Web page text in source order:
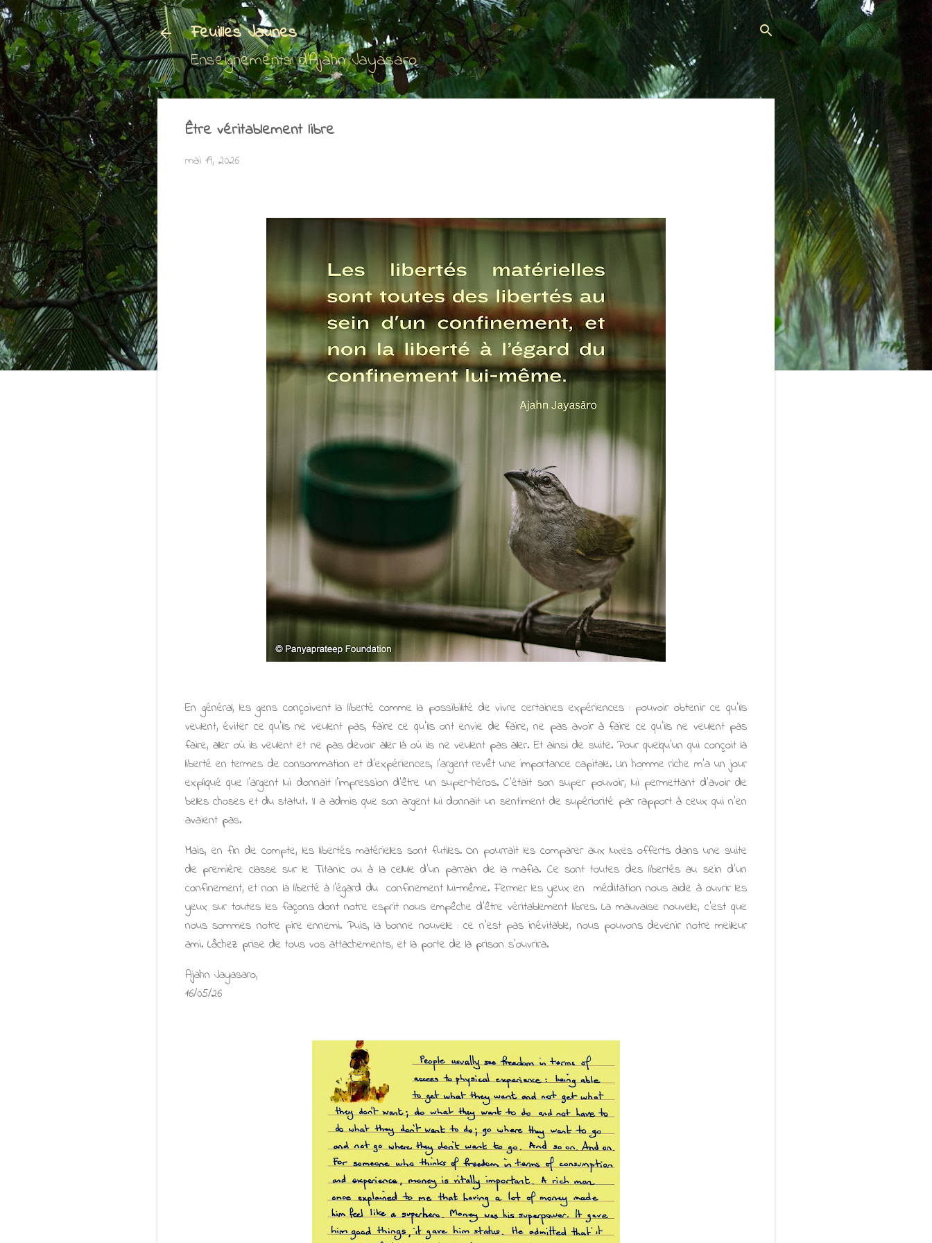
Accéder au contenu principal
Feuilles Jaunes
Enseignements d'Ajahn Jayasaro
Être véritablement libre
mai 19, 2026
En général, les gens conçoivent la liberté comme la possibilité de vivre certaines expériences : pouvoir obtenir ce qu'ils
veulent, éviter ce qu'ils ne veulent pas, faire ce qu'ils ont envie de faire, ne pas avoir à faire ce qu'ils ne veulent pas
faire, aller où ils veulent et ne pas devoir aller là où ils ne veulent pas aller. Et ainsi de suite. Pour quelqu'un qui conçoit la
liberté en termes de consommation et d'expériences, l'argent revêt une importance capitale. Un homme riche m'a un jour
expliqué que l'argent lui donnait l'impression d'être un super-héros. C’était son super pouvoir, lui permettant d'avoir de
belles choses et du statut. Il a admis que son argent lui donnait un sentiment de supériorité par rapport à ceux qui n'en
avaient pas.
Mais, en fin de compte, les libertés matérielles sont futiles. On pourrait les comparer aux luxes offerts dans une suite
de première classe sur le Titanic ou à la cellule d'un parrain de la mafia. Ce sont toutes des libertés au sein d'un
confinement, et non la liberté à l’égard du confinement lui-même. Fermer les yeux en méditation nous aide à ouvrir les
yeux sur toutes les façons dont notre esprit nous empêche d'être véritablement libres. La mauvaise nouvelle, c'est que
nous sommes notre pire ennemi. Puis, la bonne nouvelle : ce n'est pas inévitable, nous pouvons devenir notre meilleur
ami. Lâchez prise de tous vos attachements, et la porte de la prison s'ouvrira.
Ajahn Jayasaro,
16/05/26